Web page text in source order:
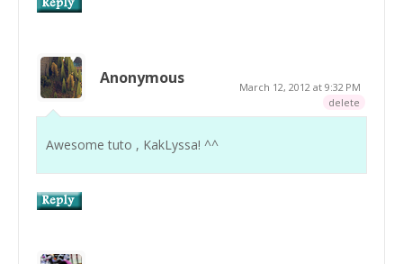
Anonymous
March 12, 2012 at 9:32 PM
delete
Awesome tuto , KakLyssa! ^^